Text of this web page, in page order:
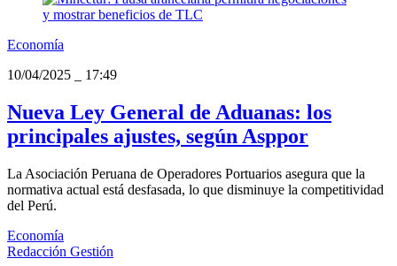
Economía
10/04/2025
17:49
Nueva Ley General de Aduanas: los
principales ajustes, según Asppor
La Asociación Peruana de Operadores Portuarios asegura que la
normativa actual está desfasada, lo que disminuye la competitividad
del Perú.
Economía
Redacción Gestión